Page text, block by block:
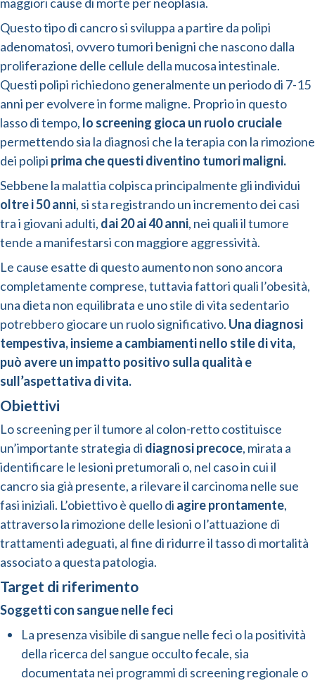
Questo tipo di cancro si sviluppa a partire da polipi
adenomatosi, ovvero tumori benigni che nascono dalla
proliferazione delle cellule della mucosa intestinale.
Questi polipi richiedono generalmente un periodo di 7-15
anni per evolvere in forme maligne. Proprio in questo
lasso di tempo, lo screening gioca un ruolo cruciale
permettendo sia la diagnosi che la terapia con la rimozione
dei polipi prima che questi diventino tumori maligni.
Sebbene la malattia colpisca principalmente gli individui
oltre i 50 anni, si sta registrando un incremento dei casi
tra i giovani adulti, dai 20 ai 40 anni, nei quali il tumore
tende a manifestarsi con maggiore aggressività.
Le cause esatte di questo aumento non sono ancora
completamente comprese, tuttavia fattori quali l’obesità,
una dieta non equilibrata e uno stile di vita sedentario
potrebbero giocare un ruolo significativo. Una diagnosi
tempestiva, insieme a cambiamenti nello stile di vita,
può avere un impatto positivo sulla qualità e
sull’aspettativa di vita.
Obiettivi
Lo screening per il tumore al colon-retto costituisce
un’importante strategia di diagnosi precoce, mirata a
identificare le lesioni pretumorali o, nel caso in cui il
cancro sia già presente, a rilevare il carcinoma nelle sue
fasi iniziali. L’obiettivo è quello di agire prontamente,
attraverso la rimozione delle lesioni o l’attuazione di
trattamenti adeguati, al fine di ridurre il tasso di mortalità
associato a questa patologia.
Target di riferimento
Soggetti con sangue nelle feci
La presenza visibile di sangue nelle feci o la positività
della ricerca del sangue occulto fecale, sia
documentata nei programmi di screening regionale o